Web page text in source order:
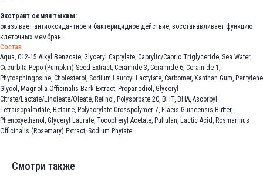
Экстракт семян тыквы:
оказывает антиоксидантное и бактерицидное действие, восстанавливает функцию
клеточных мембран.
Состав
Aqua, C12-15 Alkyl Benzoate, Glyceryl Caprylate, Caprylic/Capric Triglyceride, Sea Water,
Cucurbita Pepo (Pumpkin) Seed Extract, Ceramide 3, Ceramide 6, Ceramide 1,
Phytosphingosine, Cholesterol, Sodium Lauroyl Lactylate, Carbomer, Xanthan Gum, Pentylene
Glycol, Magnolia Officinalis Bark Extract, Propanediol, Glyceryl
Citrate/Lactate/Linoleate/Oleate, Retinol, Polysorbate 20, BHT, BHA, Ascorbyl
Tetraisopalmitate, Betaine, Polyacrylate Crosspolymer-7, Elaeis Guineensis Butter,
Phenoxyethanol, Glyceryl Laurate, Tocopheryl Acetate, Pullulan, Lactic Acid, Rosmarinus
Officinalis (Rosemary) Extract, Sodium Phytate.
Смотри также